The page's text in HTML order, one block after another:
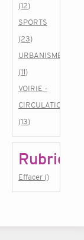
(12)
SPORTS
(23)
URBANISME
(11)
VOIRIE -
CIRCULATION
(13)
Rubrique
Effacer ()